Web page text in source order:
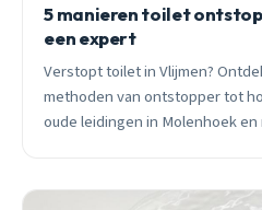
5 manieren toilet
een expert
Verstopt toilet in Vlijmen?
methoden van ontstopper tot
oude leidingen in Molenhoek